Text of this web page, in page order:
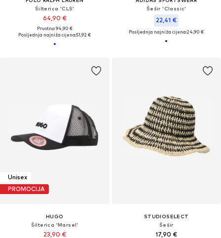
Šilterica 'CLS'
64,90 €
Prvotno: 94,90 €
Posljednja najniža cijena:51,92 €
Šešir 'Classic'
22,41 €
Posljednja najniža cijena:24,90 €
Unisex
PROMOCIJA
HUGO
Šilterica 'Marsel'
23,90 €
STUDIOSELECT
Šešir
17,90 €